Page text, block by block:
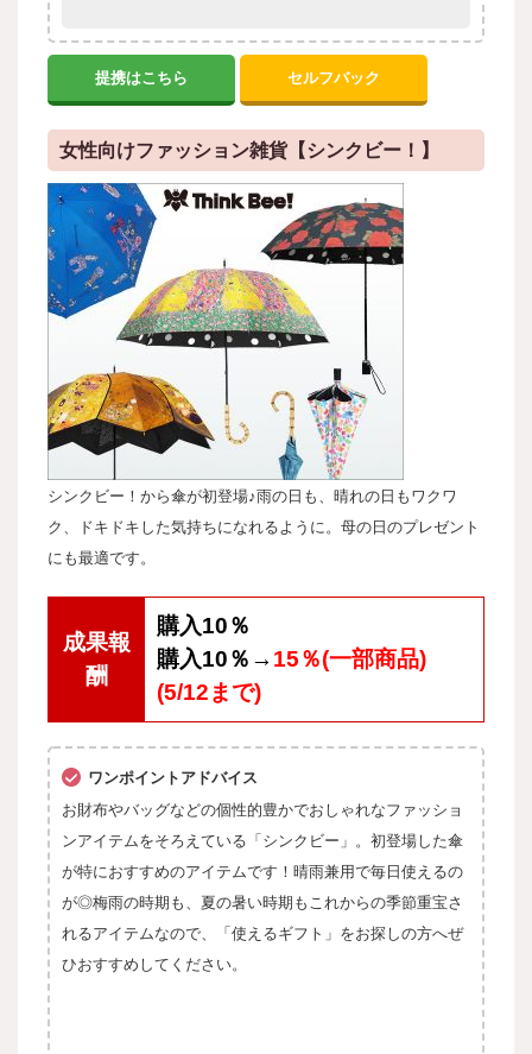
提携はこちら セルフバック
女性向けファッション雑貨【シンクビー！】
シンクビー！から傘が初登場♪雨の日も、晴れの日もワクワ
ク、ドキドキした気持ちになれるように。母の日のプレゼント
にも最適です。
成果報
酬
購入10％
購入10％→ 15％(一部商品)
(5/12まで)
ワンポイントアドバイス
お財布やバッグなどの個性的豊かでおしゃれなファッショ
ンアイテムをそろえている「シンクビー」。初登場した傘
が特におすすめのアイテムです！晴雨兼用で毎日使えるの
が◎梅雨の時期も、夏の暑い時期もこれからの季節重宝さ
れるアイテムなので、「使えるギフト」をお探しの方へぜ
ひおすすめしてください。